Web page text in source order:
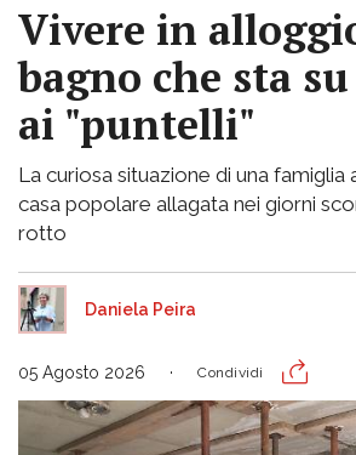
Vivere in
bagno che sta
ai "puntelli"
La curiosa situazione di una famiglia
casa popolare allagata nei giorni
rotto
Daniela Peira
05 Agosto 2026 Condividi